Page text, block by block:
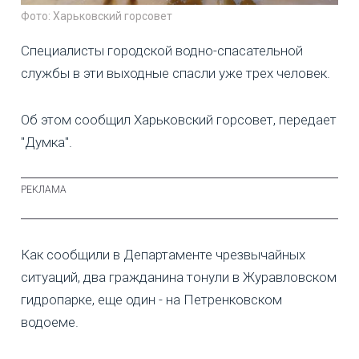
Фото: Харьковский горсовет
Специалисты городской водно-спасательной
службы в эти выходные спасли уже трех человек.
Об этом сообщил Харьковский горсовет, передает
"Думка".
Как сообщили в Департаменте чрезвычайных
ситуаций, два гражданина тонули в Журавловском
гидропарке, еще один - на Петренковском
водоеме.